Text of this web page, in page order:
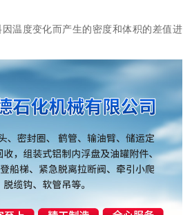
温度变化而产生的密度和体积的差值进